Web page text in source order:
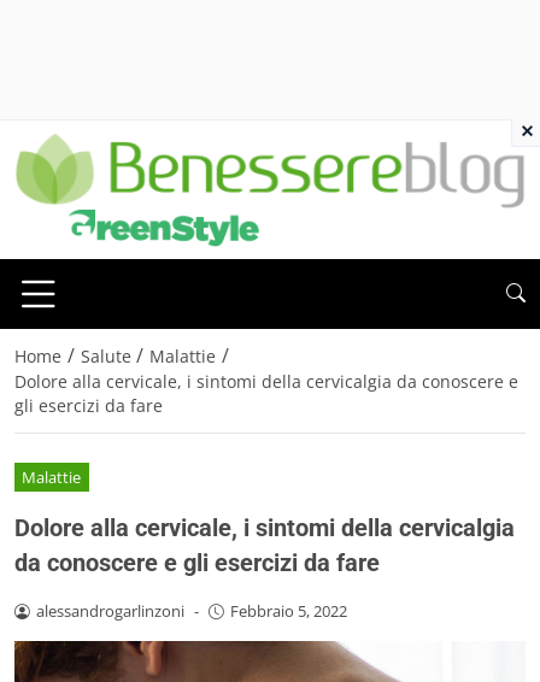
Home / Salute / Malattie /
Dolore alla cervicale, i sintomi della cervicalgia da conoscere e
gli esercizi da fare
Malattie
Dolore alla cervicale, i sintomi della cervicalgia
da conoscere e gli esercizi da fare
alessandrogarlinzoni - Febbraio 5, 2022
×